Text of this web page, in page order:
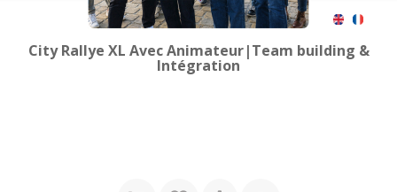
City Rallye XL Avec Animateur|Team building &
Intégration